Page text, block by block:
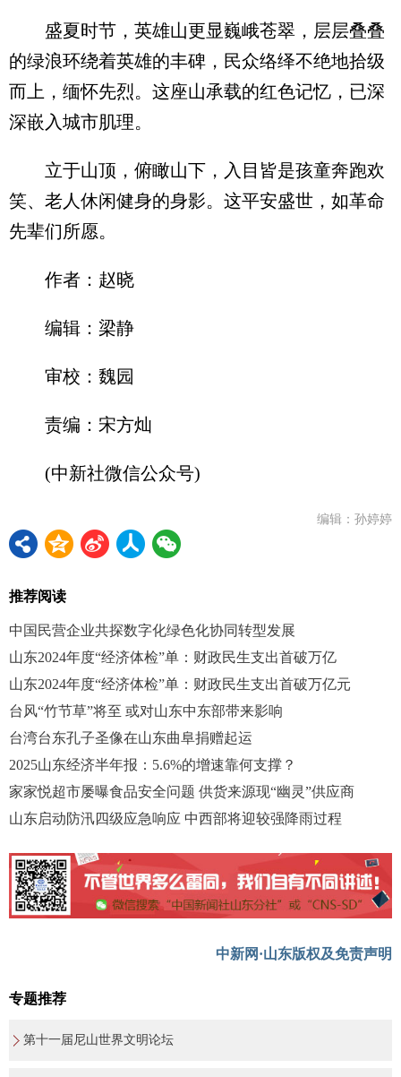
盛夏时节，英雄山更显巍峨苍翠，层层叠叠
的绿浪环绕着英雄的丰碑，民众络绎不绝地拾级
而上，缅怀先烈。这座山承载的红色记忆，已深
深嵌入城市肌理。
立于山顶，俯瞰山下，入目皆是孩童奔跑欢
笑、老人休闲健身的身影。这平安盛世，如革命
先辈们所愿。
作者：赵晓
编辑：梁静
审校：魏园
责编：宋方灿
(中新社微信公众号)
编辑：孙婷婷
推荐阅读
中国民营企业共探数字化绿色化协同转型发展
山东2024年度“经济体检”单：财政民生支出首破万亿
山东2024年度“经济体检”单：财政民生支出首破万亿元
台风“竹节草”将至 或对山东中东部带来影响
台湾台东孔子圣像在山东曲阜捐赠起运
2025山东经济半年报：5.6%的增速靠何支撑？
家家悦超市屡曝食品安全问题 供货来源现“幽灵”供应商
山东启动防汛四级应急响应 中西部将迎较强降雨过程
中新网·山东版权及免责声明
专题推荐
第十一届尼山世界文明论坛